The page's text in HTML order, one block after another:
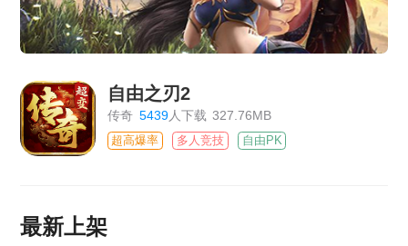
自由之刃2
传奇 5439人下载 327.76MB
超高爆率 多人竞技 自由PK
最新上架